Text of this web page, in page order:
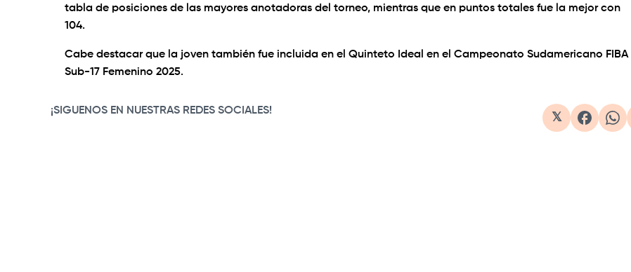
tabla de posiciones de las mayores anotadoras del torneo, mientras que en puntos totales fue la mejor con
104.
Cabe destacar que la joven también fue incluida en el Quinteto Ideal en el Campeonato Sudamericano FIBA
Sub-17 Femenino 2025.
¡SIGUENOS EN NUESTRAS REDES SOCIALES!
𝕏